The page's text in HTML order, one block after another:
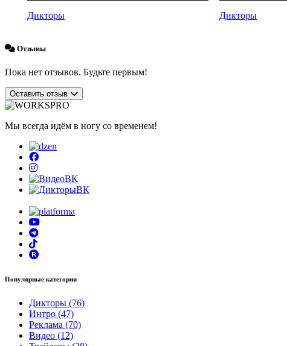
Дикторы Дикторы
Отзывы
Пока нет отзывов. Будьте первым!
Оставить отзыв
Мы всегда идём в ногу со временем!
Популярные категории
Дикторы (76)
Интро (47)
Реклама (70)
Видео (12)